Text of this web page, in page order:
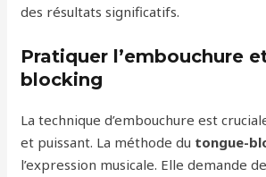
des résultats significatifs.
Pratiquer l’embouchure
blocking
La technique d’embouchure est
et puissant. La méthode du tongue-
l’expression musicale. Elle demande